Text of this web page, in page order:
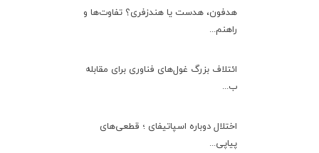
هدفون، هدست یا هندزفری؟ تفاوت‌ها و
راهنم...
ائتلاف بزرگ غول‌های فناوری برای مقابله
ب...
اختلال دوباره اسپاتیفای ؛ قطعی‌های
پیاپی...